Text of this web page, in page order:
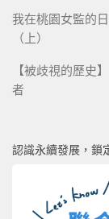
我在桃園女監的
（上）
【被歧視的歷史
者
認識永續發展，鎖